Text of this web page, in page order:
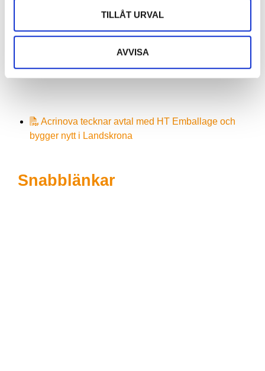
TILLÅT URVAL
AVVISA
Arkitekt: Bengt Husritare
Acrinova tecknar avtal med HT Emballage och
bygger nytt i Landskrona
Snabblänkar